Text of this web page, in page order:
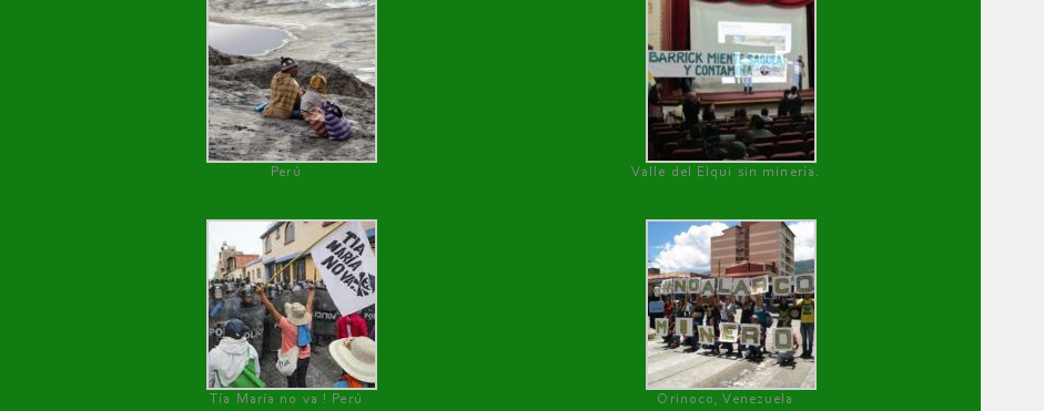
Perú Valle del Elqui sin minería.
Tía María no va ! Perú Orinoco, Venezuela